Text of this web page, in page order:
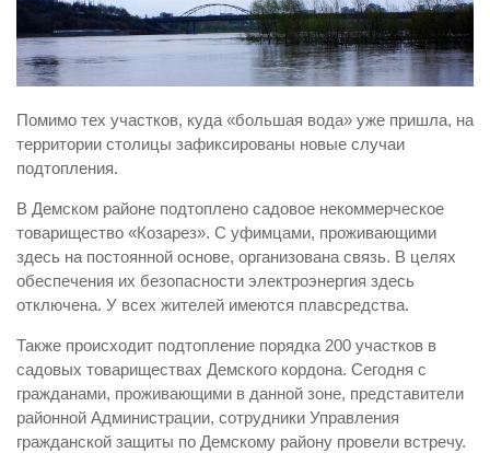
Виды деятельности
Обслуживание опасных производственных объектов
УГЗ рекомендует
Памятки населению
Как стать спасателем
Уголок гражданской обороны
Пресс-центр
Конкурсы
Наша работа
Фотогалерея
Помимо тех участков, куда «большая вода» уже пришла, на
территории столицы зафиксированы новые случаи
подтопления.
В Демском районе подтоплено садовое некоммерческое
товарищество «Козарез». С уфимцами, проживающими
здесь на постоянной основе, организована связь. В целях
обеспечения их безопасности электроэнергия здесь
отключена. У всех жителей имеются плавсредства.
Также происходит подтопление порядка 200 участков в
садовых товариществах Демского кордона. Сегодня с
гражданами, проживающими в данной зоне, представители
районной Администрации, сотрудники Управления
гражданской защиты по Демскому району провели встречу.